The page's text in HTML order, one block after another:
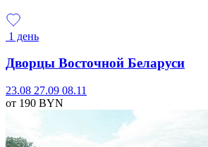
1 день
Дворцы Восточной Беларуси
23.08 27.09 08.11
от 190 BYN